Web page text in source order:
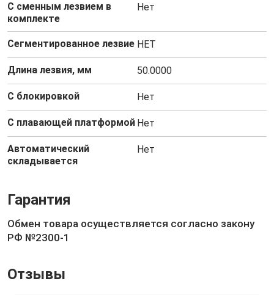
С сменным лезвием в
комплекте
Нет
Сегментированное лезвие НЕТ
Длина лезвия, мм 50.0000
С блокировкой Нет
С плавающей платформой Нет
Автоматический
складывается
Нет
Гарантия
Обмен товара осуществляется согласно закону
РФ №2300-1
Отзывы